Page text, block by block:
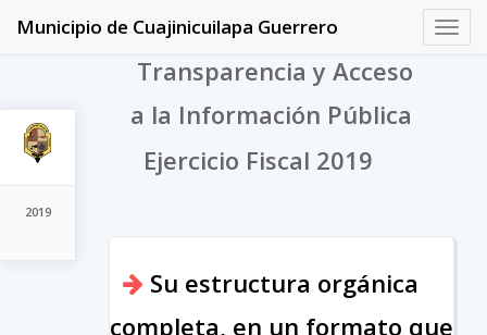
2019
Municipio de Cuajinicuilapa Guerrero
Transparencia y Acceso
a la Información Pública
Ejercicio Fiscal 2019
Su estructura orgánica
completa, en un formato que